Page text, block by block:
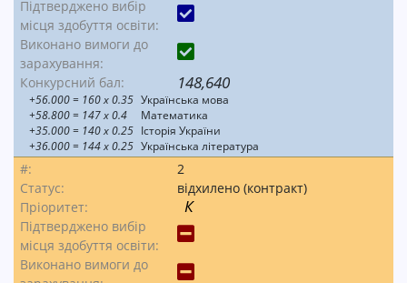
Підтверджено вибір
місця здобуття освіти:
Виконано вимоги до
зарахування:
Конкурсний бал:
148,640
+56.000 = 160 x 0.35 Українська мова
+58.800 = 147 x 0.4
Математика
+35.000 = 140 x 0.25
Історія України
+36.000 = 144 x 0.25 Українська література
#:
2
Статус:
відхилено (контракт)
Пріоритет:
К
Підтверджено вибір
місця здобуття освіти:
Виконано вимоги до